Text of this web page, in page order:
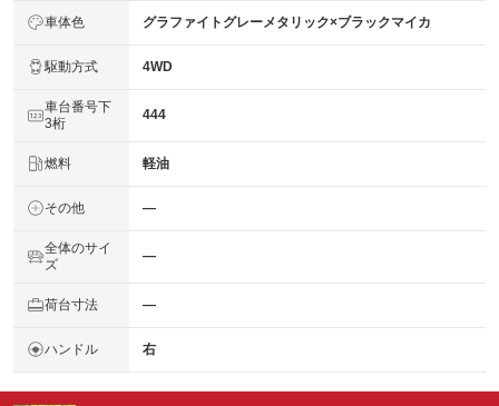
車体色 グラファイトグレーメタリック×ブラックマイカ
駆動方式 4WD
車台番号下
3桁
444
燃料 軽油
その他 ―
全体のサイ
ズ
―
荷台寸法 ―
ハンドル 右